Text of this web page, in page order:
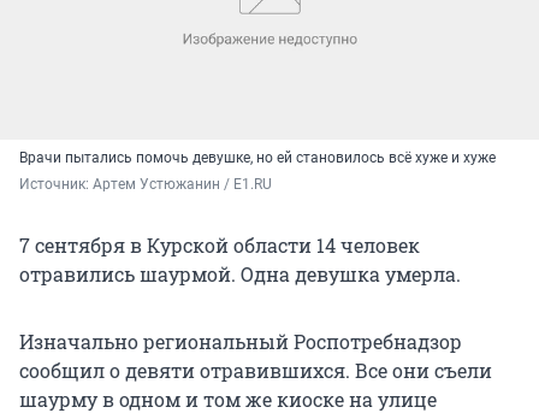
Врачи пытались помочь девушке, но ей становилось всё хуже и хуже
Источник: Артем Устюжанин / E1.RU
7 сентября в Курской области 14 человек
отравились шаурмой. Одна девушка умерла.
Изначально региональный Роспотребнадзор
сообщил о девяти отравившихся. Все они съели
шаурму в одном и том же киоске на улице